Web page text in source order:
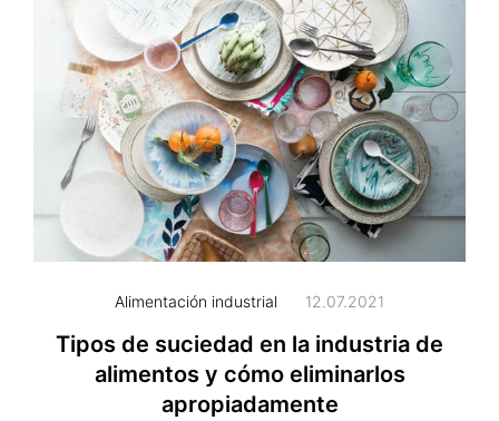
Alimentación industrial 12.07.2021
Tipos de suciedad en la industria de
alimentos y cómo eliminarlos
apropiadamente